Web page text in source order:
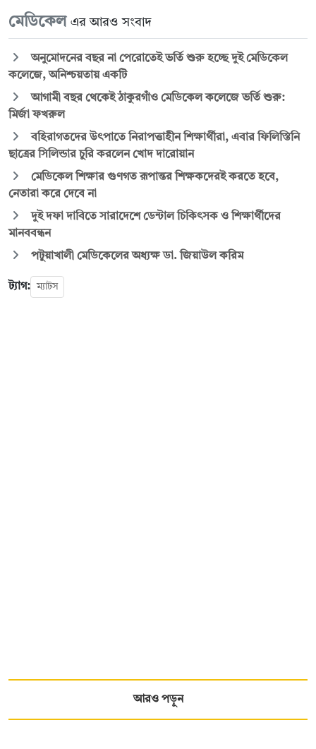
মেডিকেল এর আরও সংবাদ
অনুমোদনের বছর না পেরোতেই ভর্তি শুরু হচ্ছে দুই মেডিকেল
কলেজে, অনিশ্চয়তায় একটি
আগামী বছর থেকেই ঠাকুরগাঁও মেডিকেল কলেজে ভর্তি শুরু:
মির্জা ফখরুল
বহিরাগতদের উৎপাতে নিরাপত্তাহীন শিক্ষার্থীরা, এবার ফিলিস্তিনি
ছাত্রের সিলিন্ডার চুরি করলেন খোদ দারোয়ান
মেডিকেল শিক্ষার গুণগত রূপান্তর শিক্ষকদেরই করতে হবে,
নেতারা করে দেবে না
দুই দফা দাবিতে সারাদেশে ডেন্টাল চিকিৎসক ও শিক্ষার্থীদের
মানববন্ধন
পটুয়াখালী মেডিকেলের অধ্যক্ষ ডা. জিয়াউল করিম
ট্যাগ: ম্যাটস
আরও পড়ুন